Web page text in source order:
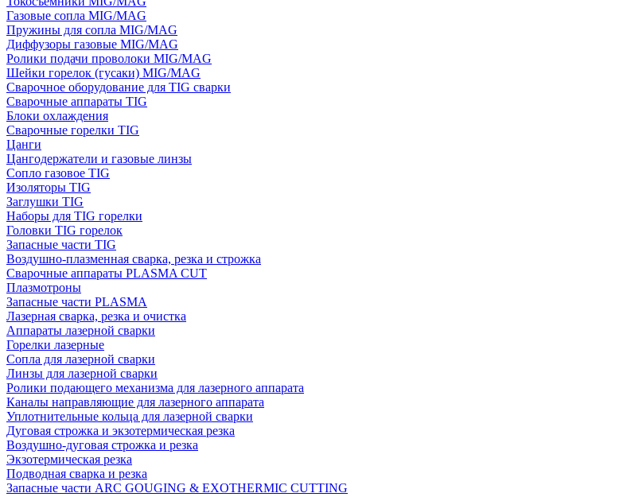
Газовые сопла MIG/MAG
Пружины для сопла MIG/MAG
Диффузоры газовые MIG/MAG
Ролики подачи проволоки MIG/MAG
Шейки горелок (гусаки) MIG/MAG
Сварочное оборудование для TIG сварки
Сварочные аппараты TIG
Блоки охлаждения
Сварочные горелки TIG
Цанги
Цангодержатели и газовые линзы
Сопло газовое TIG
Изоляторы TIG
Заглушки TIG
Наборы для TIG горелки
Головки TIG горелок
Запасные части TIG
Воздушно-плазменная сварка, резка и строжка
Сварочные аппараты PLASMA CUT
Плазмотроны
Запасные части PLASMA
Лазерная сварка, резка и очистка
Аппараты лазерной сварки
Горелки лазерные
Сопла для лазерной сварки
Линзы для лазерной сварки
Ролики подающего механизма для лазерного аппарата
Каналы направляющие для лазерного аппарата
Уплотнительные кольца для лазерной сварки
Дуговая строжка и экзотермическая резка
Воздушно-дуговая строжка и резка
Экзотермическая резка
Подводная сварка и резка
Запасные части ARC GOUGING & EXOTHERMIC CUTTING